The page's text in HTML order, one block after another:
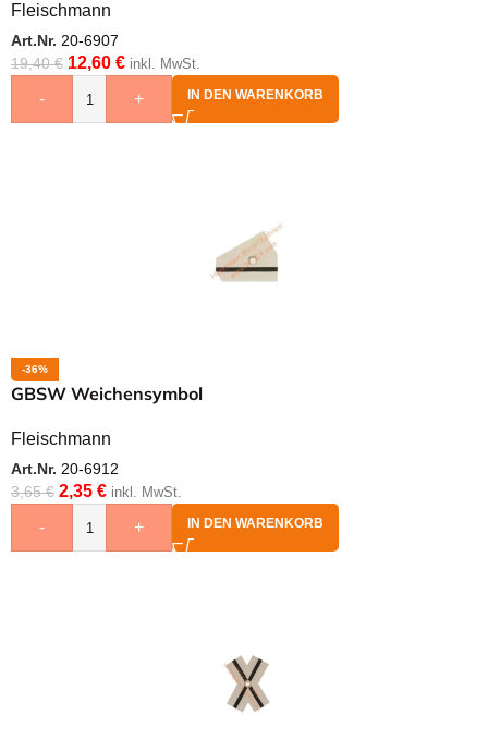
Fleischmann
Art.Nr. 20-6907
19,40€ 12,60 € inkl. MwSt.
- + IN DEN WARENKORB
-36%
GBSW Weichensymbol
Fleischmann
Art.Nr. 20-6912
3,65€ 2,35 € inkl. MwSt.
- + IN DEN WARENKORB